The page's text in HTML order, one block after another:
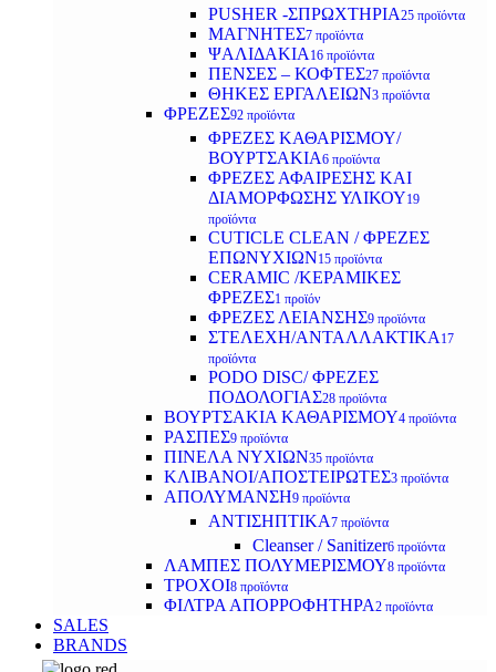
PUSHER -ΣΠΡΩΧΤΗΡΙΑ25 προϊόντα
ΜΑΓΝΗΤΕΣ7 προϊόντα
ΨΑΛΙΔΑΚΙΑ 16 προϊόντα
ΠΕΝΣΕΣ – ΚΟΦΤΕΣ27 προϊόντα
ΘΗΚΕΣ ΕΡΓΑΛΕΙΩΝ3 προϊόντα
ΦΡΕΖΕΣ92 προϊόντα
ΦΡΕΖΕΣ ΚΑΘΑΡΙΣΜΟΥ/
ΒΟΥΡΤΣΑΚΙΑ6 προϊόντα
ΦΡΕΖΕΣ ΑΦΑΙΡΕΣΗΣ ΚΑΙ
ΔΙΑΜΟΡΦΩΣΗΣ ΥΛΙΚΟΥ19
προϊόντα
CUTICLE CLEAN / ΦΡΕΖΕΣ
ΕΠΩΝΥΧΙΩΝ15 προϊόντα
CERAMIC /ΚΕΡΑΜΙΚΕΣ
ΦΡΕΖΕΣ1 προϊόν
ΦΡΕΖΕΣ ΛΕΙΑΝΣΗΣ9 προϊόντα
ΣΤΕΛΕΧΗ/ΑΝΤΑΛΛΑΚΤΙΚΑ 17
προϊόντα
PODO DISC/ ΦΡΕΖΕΣ
ΠΟΔΟΛΟΓΙΑΣ28 προϊόντα
ΒΟΥΡΤΣΑΚΙΑ ΚΑΘΑΡΙΣΜΟΥ4 προϊόντα
ΡΑΣΠΕΣ9 προϊόντα
ΠΙΝΕΛΑ ΝΥΧΙΩΝ35 προϊόντα
ΚΛΙΒΑΝΟΙ/ΑΠΟΣΤΕΙΡΩΤΕΣ3 προϊόντα
ΑΠΟΛΥΜΑΝΣΗ9 προϊόντα
ΑΝΤΙΣΗΠΤΙΚΑ7 προϊόντα
Cleanser / Sanitizer6 προϊόντα
ΛΑΜΠΕΣ ΠΟΛΥΜΕΡΙΣΜΟΥ8 προϊόντα
ΤΡΟΧΟΙ8 προϊόντα
ΦΙΛΤΡΑ ΑΠΟΡΡΟΦΗΤΗΡΑ2 προϊόντα
SALES
BRANDS